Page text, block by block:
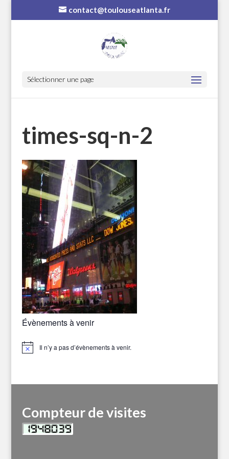
contact@toulouseatlanta.fr
Sélectionner une page
times-sq-n-2
Évènements à venir
Notice Il n’y a pas d’évènements à venir.
Compteur de visites